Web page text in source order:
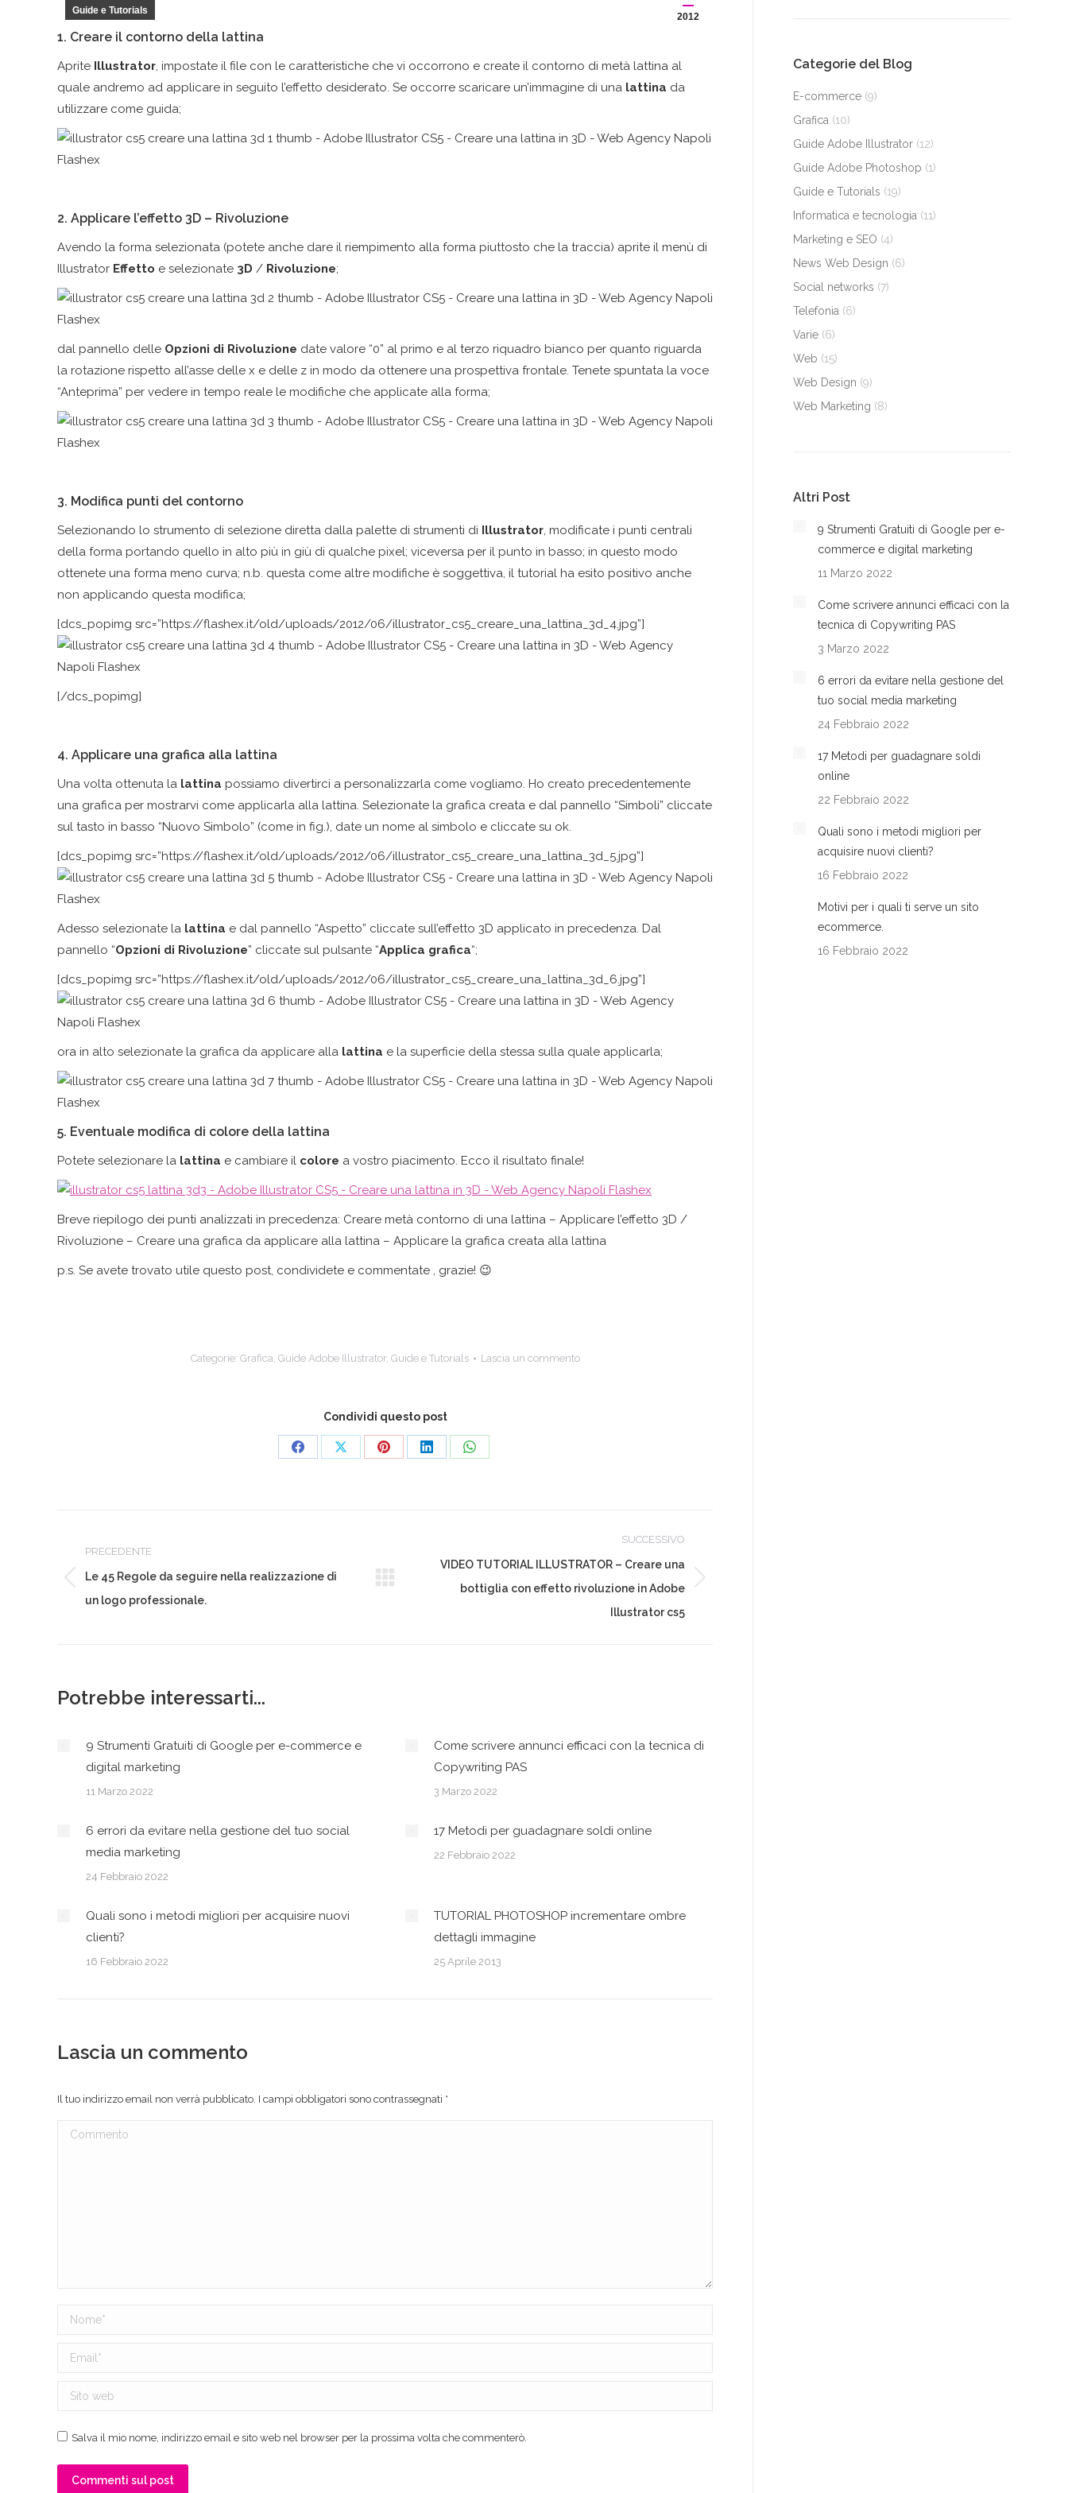
2012
Guide e Tutorials
1. Creare il contorno della lattina
Aprite Illustrator, impostate il file con le caratteristiche che vi occorrono e create il contorno di metà lattina al
quale andremo ad applicare in seguito l’effetto desiderato. Se occorre scaricare un’immagine di una lattina da
utilizzare come guida;
2. Applicare l’effetto 3D – Rivoluzione
Avendo la forma selezionata (potete anche dare il riempimento alla forma piuttosto che la traccia) aprite il menù di
Illustrator Effetto e selezionate 3D / Rivoluzione;
dal pannello delle Opzioni di Rivoluzione date valore “0” al primo e al terzo riquadro bianco per quanto riguarda
la rotazione rispetto all’asse delle x e delle z in modo da ottenere una prospettiva frontale. Tenete spuntata la voce
“Anteprima” per vedere in tempo reale le modifiche che applicate alla forma;
3. Modifica punti del contorno
Selezionando lo strumento di selezione diretta dalla palette di strumenti di Illustrator, modificate i punti centrali
della forma portando quello in alto più in giù di qualche pixel; viceversa per il punto in basso; in questo modo
ottenete una forma meno curva; n.b. questa come altre modifiche è soggettiva, il tutorial ha esito positivo anche
non applicando questa modifica;
[dcs_popimg src=”https://flashex.it/old/uploads/2012/06/illustrator_cs5_creare_una_lattina_3d_4.jpg”]
[/dcs_popimg]
4. Applicare una grafica alla lattina
Una volta ottenuta la lattina possiamo divertirci a personalizzarla come vogliamo. Ho creato precedentemente
una grafica per mostrarvi come applicarla alla lattina. Selezionate la grafica creata e dal pannello “Simboli” cliccate
sul tasto in basso “Nuovo Simbolo” (come in fig.), date un nome al simbolo e cliccate su ok.
[dcs_popimg src=”https://flashex.it/old/uploads/2012/06/illustrator_cs5_creare_una_lattina_3d_5.jpg”]
Adesso selezionate la lattina e dal pannello “Aspetto” cliccate sull’effetto 3D applicato in precedenza. Dal
pannello “Opzioni di Rivoluzione” cliccate sul pulsante “Applica grafica“;
[dcs_popimg src=”https://flashex.it/old/uploads/2012/06/illustrator_cs5_creare_una_lattina_3d_6.jpg”]
ora in alto selezionate la grafica da applicare alla lattina e la superficie della stessa sulla quale applicarla;
5. Eventuale modifica di colore della lattina
Potete selezionare la lattina e cambiare il colore a vostro piacimento. Ecco il risultato finale!
Breve riepilogo dei punti analizzati in precedenza: Creare metà contorno di una lattina – Applicare l’effetto 3D /
Rivoluzione – Creare una grafica da applicare alla lattina – Applicare la grafica creata alla lattina
p.s. Se avete trovato utile questo post, condividete e commentate , grazie! 😉
Categorie: Grafica, Guide Adobe Illustrator, Guide e Tutorials Lascia un commento
Condividi questo post
CondividiCondividiCondividiCondividiCondividi
traPRECEDENTE
Post
precedente:
Le 45 Regole da seguire nella realizzazione di
un logo professionale.
SUCCESSIVO
Prossimo
VIDEO TUTORIAL ILLUSTRATOR – Creare una
bottiglia con effetto rivoluzione in Adobe
Illustrator cs5
Potrebbe interessarti...
9 Strumenti Gratuiti di Google per e-commerce e
digital marketing
11 Marzo 2022
Come scrivere annunci efficaci con la tecnica di
Copywriting PAS
3 Marzo 2022
6 errori da evitare nella gestione del tuo social
media marketing
24 Febbraio 2022
17 Metodi per guadagnare soldi online
22 Febbraio 2022
Quali sono i metodi migliori per acquisire nuovi
clienti?
16 Febbraio 2022
TUTORIAL PHOTOSHOP incrementare ombre
dettagli immagine
25 Aprile 2013
Lascia un commento
Il tuo indirizzo email non verrà pubblicato. I campi obbligatori sono contrassegnati *
Commento
Nome *
Email *
Sito web
Salva il mio nome, indirizzo email e sito web nel browser per la prossima volta che commenterò.
Commenti sul post
Categorie del Blog
E-commerce (9)
Grafica (10)
Guide Adobe Illustrator (12)
Guide Adobe Photoshop (1)
Guide e Tutorials (19)
Informatica e tecnologia (11)
Marketing e SEO (4)
News Web Design (6)
Social networks (7)
Telefonia (6)
Varie (6)
Web (15)
Web Design (9)
Web Marketing (8)
Altri Post
9 Strumenti Gratuiti di Google per e-
commerce e digital marketing
11 Marzo 2022
Come scrivere annunci efficaci con la
tecnica di Copywriting PAS
3 Marzo 2022
6 errori da evitare nella gestione del
tuo social media marketing
24 Febbraio 2022
17 Metodi per guadagnare soldi
online
22 Febbraio 2022
Quali sono i metodi migliori per
acquisire nuovi clienti?
16 Febbraio 2022
Motivi per i quali ti serve un sito
ecommerce.
16 Febbraio 2022